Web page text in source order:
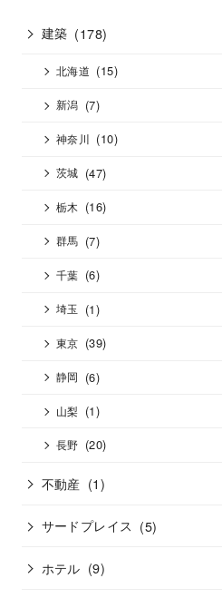
建築 (178)
北海道 (15)
新潟 (7)
神奈川 (10)
茨城 (47)
栃木 (16)
群馬 (7)
千葉 (6)
埼玉 (1)
東京 (39)
静岡 (6)
山梨 (1)
長野 (20)
不動産 (1)
サードプレイス (5)
ホテル (9)